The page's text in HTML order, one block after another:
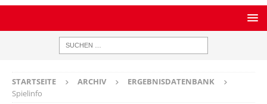
STARTSEITE ARCHIV
ERGEBNISDATENBANK
Spielinfo